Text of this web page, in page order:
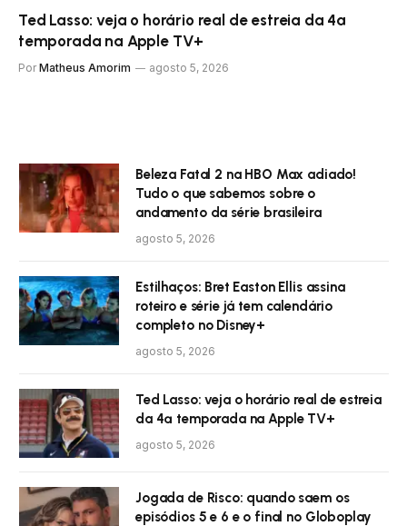
Ted Lasso: veja o horário real de estreia da 4ª
temporada na Apple TV+
Por Matheus Amorim agosto 5, 2026
Beleza Fatal 2 na HBO Max adiado!
Tudo o que sabemos sobre o
andamento da série brasileira
agosto 5, 2026
Estilhaços: Bret Easton Ellis assina
roteiro e série já tem calendário
completo no Disney+
agosto 5, 2026
Ted Lasso: veja o horário real de estreia
da 4ª temporada na Apple TV+
agosto 5, 2026
Jogada de Risco: quando saem os
episódios 5 e 6 e o final no Globoplay